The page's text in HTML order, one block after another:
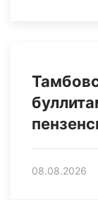
08.08.2026